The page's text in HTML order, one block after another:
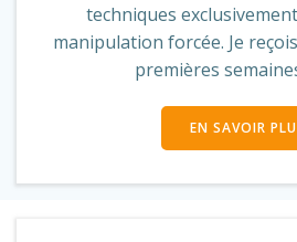
techniques
manipulation forcée. Je
premières
EN SAVOIR